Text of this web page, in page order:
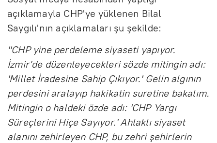
açıklamayla CHP'ye yüklenen Bilal
Saygılı'nın açıklamaları şu şekilde:
"CHP yine perdeleme siyaseti yapıyor.
İzmir’de düzenleyecekleri sözde mitingin adı:
'Millet İradesine Sahip Çıkıyor.' Gelin algının
perdesini aralayıp hakikatin suretine bakalım.
Mitingin o haldeki özde adı: 'CHP Yargı
Süreçlerini Hiçe Sayıyor.' Ahlaklı siyaset
alanını zehirleyen CHP, bu zehri şehirlerin